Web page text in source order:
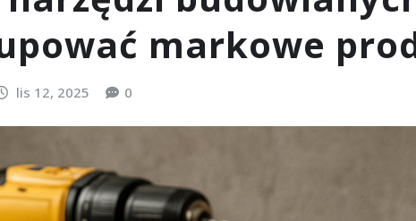
markowe
lis 12, 2025 0